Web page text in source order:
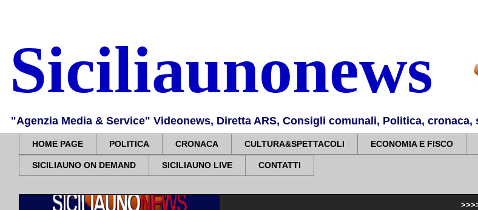
Siciliaunonews
"Agenzia Media & Service" Videonews, Diretta ARS, Consigli comunali, Politica,
HOME PAGE POLITICA CRONACA CULTURA&SPETTACOLI ECONOMIA E FISCO
SICILIAUNO ON DEMAND SICILIAUNO LIVE CONTATTI
Gangi